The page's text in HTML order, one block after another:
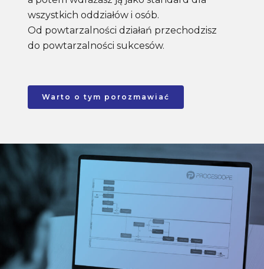
wszystkich oddziałów i osób.
Od powtarzalności działań przechodzisz
do powtarzalności sukcesów.
Warto o tym porozmawiać